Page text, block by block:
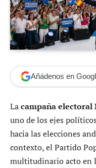
Añádenos en
Lacampaña electoral
uno de los ejes
hacia las elecciones
contexto, el Partido
multitudinario acto en